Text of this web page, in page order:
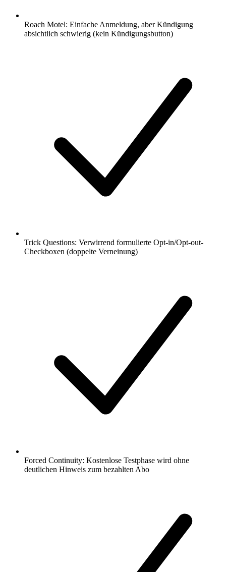
Roach Motel: Einfache Anmeldung, aber Kündigung
absichtlich schwierig (kein Kündigungsbutton)
Trick Questions: Verwirrend formulierte Opt-in/Opt-out-
Checkboxen (doppelte Verneinung)
Forced Continuity: Kostenlose Testphase wird ohne
deutlichen Hinweis zum bezahlten Abo